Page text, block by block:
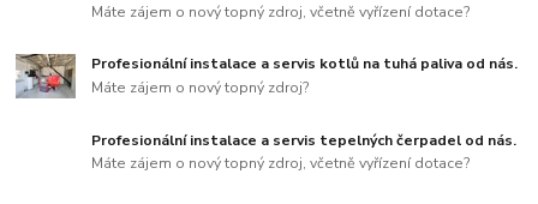
Máte zájem o nový topný zdroj, včetně vyřízení dotace?
Profesionální instalace a servis kotlů na tuhá paliva od nás.
Máte zájem o nový topný zdroj?
Profesionální instalace a servis tepelných čerpadel od nás.
Máte zájem o nový topný zdroj, včetně vyřízení dotace?